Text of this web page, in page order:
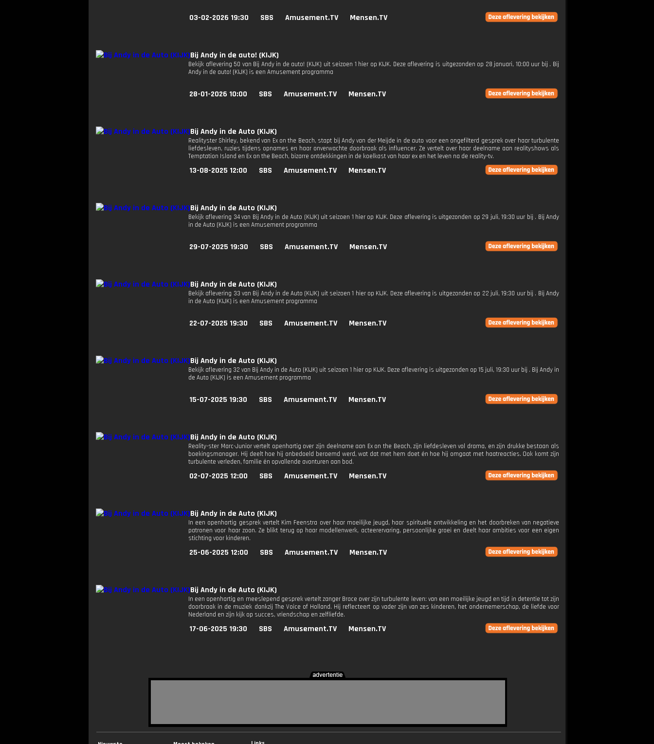
03-02-2026 19:30 SBS Amusement.TV Mensen.TV
Bij Andy in de auto! (KIJK)
Bekijk aflevering 50 van Bij Andy in de auto! (KIJK) uit seizoen 1 hier op KIJK. Deze aflevering is uitgezonden op 28 januari, 10:00 uur bij . Bij
Andy in de auto! (KIJK) is een Amusement programma
28-01-2026 10:00 SBS Amusement.TV Mensen.TV
Bij Andy in de Auto (KIJK)
Realityster Shirley, bekend van Ex on the Beach, stapt bij Andy van der Meijde in de auto voor een ongefilterd gesprek over haar turbulente
liefdesleven, ruzies tijdens opnames en haar onverwachte doorbraak als influencer. Ze vertelt over haar deelname aan realityshows als
Temptation Island en Ex on the Beach, bizarre ontdekkingen in de koelkast van haar ex en het leven na de reality-tv.
13-08-2025 12:00 SBS Amusement.TV Mensen.TV
Bij Andy in de Auto (KIJK)
Bekijk aflevering 34 van Bij Andy in de Auto (KIJK) uit seizoen 1 hier op KIJK. Deze aflevering is uitgezonden op 29 juli, 19:30 uur bij . Bij Andy
in de Auto (KIJK) is een Amusement programma
29-07-2025 19:30 SBS Amusement.TV Mensen.TV
Bij Andy in de Auto (KIJK)
Bekijk aflevering 33 van Bij Andy in de Auto (KIJK) uit seizoen 1 hier op KIJK. Deze aflevering is uitgezonden op 22 juli, 19:30 uur bij . Bij Andy
in de Auto (KIJK) is een Amusement programma
22-07-2025 19:30 SBS Amusement.TV Mensen.TV
Bij Andy in de Auto (KIJK)
Bekijk aflevering 32 van Bij Andy in de Auto (KIJK) uit seizoen 1 hier op KIJK. Deze aflevering is uitgezonden op 15 juli, 19:30 uur bij . Bij Andy in
de Auto (KIJK) is een Amusement programma
15-07-2025 19:30 SBS Amusement.TV Mensen.TV
Bij Andy in de Auto (KIJK)
Reality-ster Marc-Junior vertelt openhartig over zijn deelname aan Ex on the Beach, zijn liefdesleven vol drama, en zijn drukke bestaan als
boekingsmanager. Hij deelt hoe hij onbedoeld beroemd werd, wat dat met hem doet én hoe hij omgaat met haatreacties. Ook komt zijn
turbulente verleden, familie én opvallende avonturen aan bod.
02-07-2025 12:00 SBS Amusement.TV Mensen.TV
Bij Andy in de Auto (KIJK)
In een openhartig gesprek vertelt Kim Feenstra over haar moeilijke jeugd, haar spirituele ontwikkeling en het doorbreken van negatieve
patronen voor haar zoon. Ze blikt terug op haar modellenwerk, acteerervaring, persoonlijke groei en deelt haar ambities voor een eigen
stichting voor kinderen.
25-06-2025 12:00 SBS Amusement.TV Mensen.TV
Bij Andy in de Auto (KIJK)
In een openhartig en meeslepend gesprek vertelt zanger Brace over zijn turbulente leven: van een moeilijke jeugd en tijd in detentie tot zijn
doorbraak in de muziek dankzij The Voice of Holland. Hij reflecteert op vader zijn van zes kinderen, het ondernemerschap, de liefde voor
Nederland en zijn kijk op succes, vriendschap en zelfliefde.
17-06-2025 19:30 SBS Amusement.TV Mensen.TV